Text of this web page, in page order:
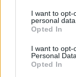
not limited to
grant or deny
use your data for
consent section.
I want to opt-
personal data.
Opted In
I want to opt-
Personal Data.
Opted In
Öngésző
Horváth Andor Márton